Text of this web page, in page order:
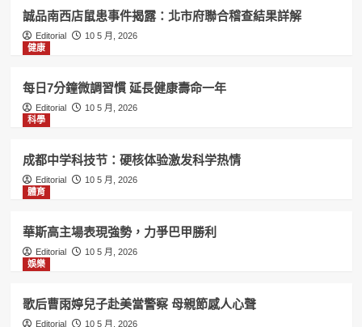
誠品南西店鼠患事件揭露：北市府聯合稽查結果詳解
Editorial
10 5 月, 2026
健康
每日7分鐘微調習慣 延長健康壽命一年
Editorial
10 5 月, 2026
科學
成都中学科技节：硬核体验激发科学热情
Editorial
10 5 月, 2026
體育
華斯高主場表現強勢，力爭巴甲勝利
Editorial
10 5 月, 2026
娛樂
歌后曹雨婷兒子赴美當警察 母親節感人心聲
Editorial 10 5 月, 2026